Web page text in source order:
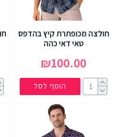
חולצה מכופתרת קיץ בהדפס
טאי דאי כהה
₪100.00
הוסף לסל